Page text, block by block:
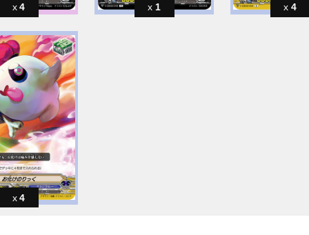
4 1 4
4